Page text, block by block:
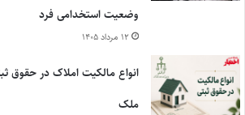
وضعیت استخدامی فرد
۱۲ مرداد ۱۴۰۵
ملک